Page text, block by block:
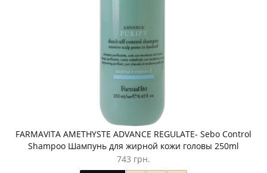
FARMAVITA AMETHYSTE ADVANCE REGULATE- Sebo Control
Shampoo Шампунь для жирной кожи головы 250ml
743 грн.